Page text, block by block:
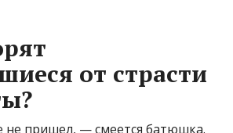
от страсти
не пришел, — смеется батюшка.